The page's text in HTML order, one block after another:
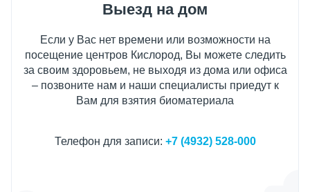
Выезд на дом
Если у Вас нет времени или возможности на
посещение центров Кислород, Вы можете следить
за своим здоровьем, не выходя из дома или офиса
– позвоните нам и наши специалисты приедут к
Вам для взятия биоматериала
Телефон для записи: +7 (4932) 528-000